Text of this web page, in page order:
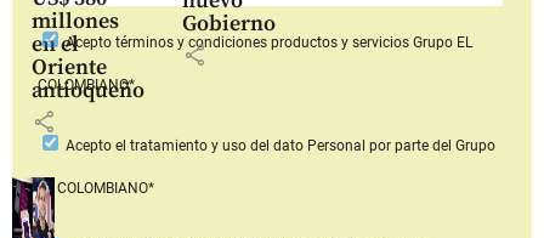
millones
en el
Oriente
antioqueño
share
Gobierno
share
Aceptotérminos y condiciones productos y serviciosGrupo EL
COLOMBIANO*
Acepto el tratamiento y uso del dato Personal por parte del Grupo
EL COLOMBIANO*